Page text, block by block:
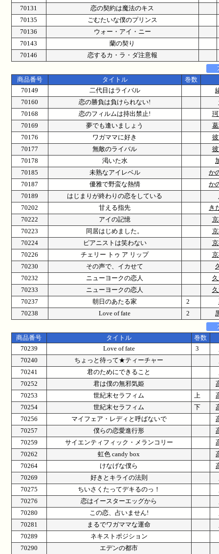
70131
恋の契約は魔法のキス
70135
ごむたいな僕のプリンス
70136
ウォー・アイ・ニー
70143
蘭の契り
70146
恋するカ・ラ・ダ注意報
商品番号 タイトル
巻数
70149
二代目はライバル
70160
恋の勝負は負けられない!
70168
恋のフィルムは持出禁止!
70169
夢でも逢いましょう
70176
ワガママに好き
70177
無敵のライバル
70178
渇いた水
70185
未熟なアイレベル
か
70187
優雅で野蛮な熱情
か
70189
はじまりが終わりの恋をしている
70202
甘える指先
き
70222
アイの記憶
70223
同居はじめました。
70224
ピアニストは笑わない
70226
チェリー トゥ ア リップ
70230
その声で、イカせて
70232
ニューヨークの恋人
70233
ニューヨークの恋人
70237
朝日のあたる家 2
70238
Love of fate 2
商品番号 タイトル
巻数
70239
Love of fate 3
70240
ちょっと待って★ティーチャー
70241
君のためにできること
70252
君は僕の無邪気姫
70253
世紀末セラフィム 上
70254
世紀末セラフィム 下
70256
マイフェア・レディと呼ばないで
70257
僕らの恋愛進行形
70259
サイエンティフィック・メランコリー
70262
虹色 candy box
70264
けなげな僕ら
70269
好きとキライの法則
70275
ちいさくたってデキるのっ！
70276
恋はイースターエッグから
70280
この恋、占いません!
70281
まるでワガママな運命
70289
ネキストポジション
70290
エデンの都市